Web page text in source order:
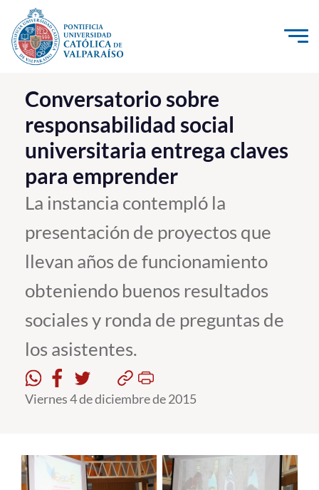
Click acá para ir directamente al contenido
La Universidad
Investigación, Creación e Innovación
PUCV Internacional
Vinculación con el Medio
Admisión
Pregrado
Postgrado
Formación Continua
Estudiantes
Académicos
Conversatorio sobre
responsabilidad social
universitaria entrega claves
para emprender
La instancia contempló la
presentación de proyectos que
llevan años de funcionamiento
obteniendo buenos resultados
sociales y ronda de preguntas de
los asistentes.
Viernes 4 de diciembre de 2015